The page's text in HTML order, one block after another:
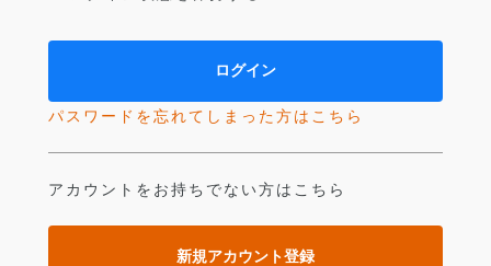
パスワードを忘れてしまった方はこちら
アカウントをお持ちでない方はこちら
新規アカウント登録